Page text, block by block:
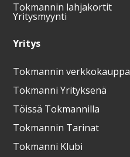
Tokmannin lahjakortit
Yritysmyynti
Yritys
Tokmannin verkkokauppa
Tokmanni Yrityksenä
Töissä Tokmannilla
Tokmannin Tarinat
Tokmanni Klubi